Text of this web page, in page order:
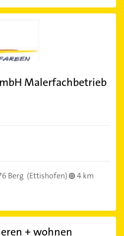
Malerfachbetrieb
Berg (Ettishofen)
4 km
+ wohnen